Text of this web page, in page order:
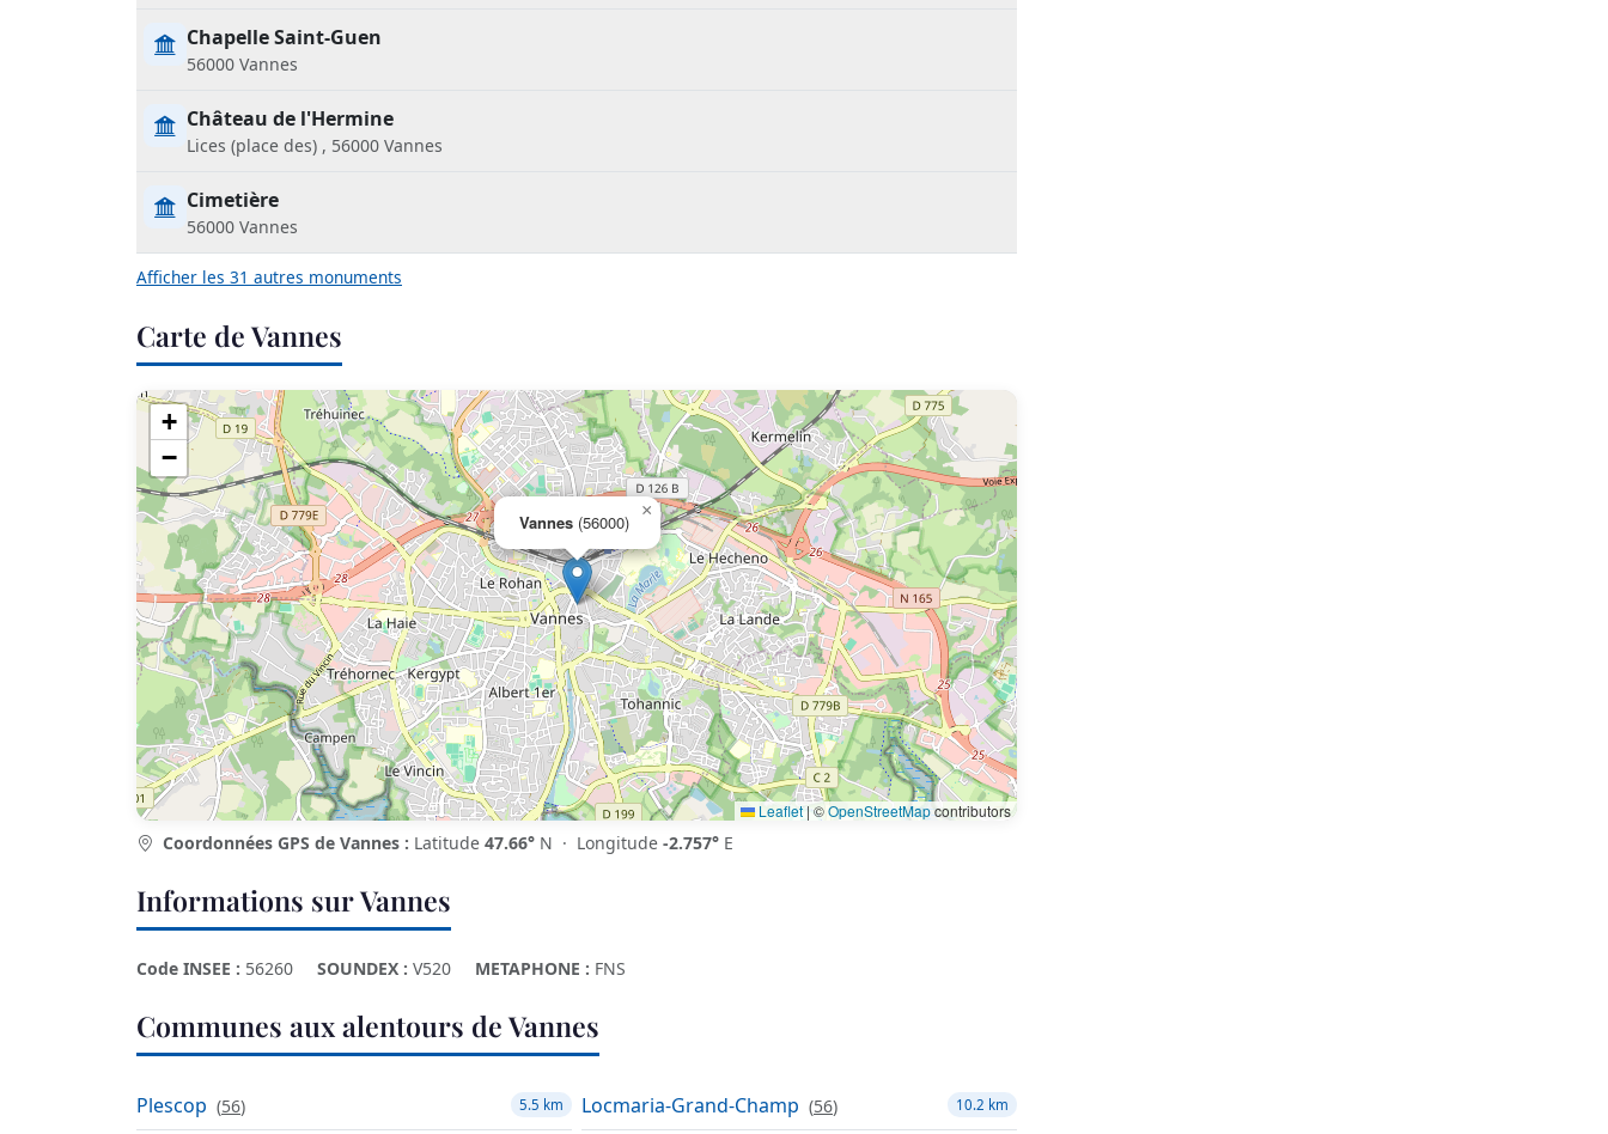
Chapelle Saint-Guen
56000 Vannes
Château de l'Hermine
Lices (place des) , 56000 Vannes
Cimetière
56000 Vannes
Afficher les 31 autres monuments
Carte de Vannes
Vannes (56000)
×
+
−
Leaflet|©OpenStreetMapcontributors
Coordonnées GPS de Vannes : Latitude 47.66° N · Longitude -2.757° E
Informations sur Vannes
Code INSEE : 56260 SOUNDEX : V520 METAPHONE : FNS
Communes aux alentours de Vannes
Plescop (56) 5.5 km Locmaria-Grand-Champ (56) 10.2 km